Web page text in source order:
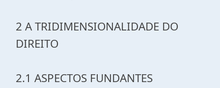
2 A TRIDIMENSIONALIDADE DO
DIREITO
2.1 ASPECTOS FUNDANTES